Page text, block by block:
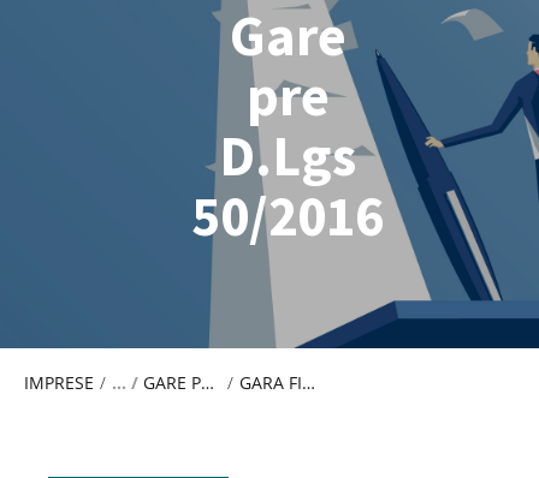
Gare
pre
D.Lgs
50/2016
IMPRESE / ​GARE PUBBLICATE PRE D.LGS 50/2016 / GARA FIDENZA